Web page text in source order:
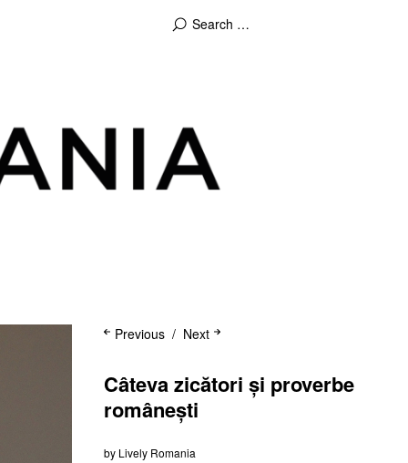
Next
Previous
Câteva zicători și proverbe
românești
by Lively Romania